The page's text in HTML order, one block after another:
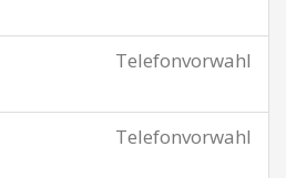
Telefonvorwahl
Telefonvorwahl